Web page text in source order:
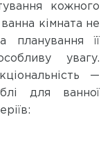
кожного
кімната не
планування її
увагу.
—
для ванної